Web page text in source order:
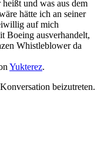
heißt und was aus dem
hätte ich an seiner
auf mich
Boeing ausverhandelt,
Whistleblower da
Yukterez.
beizutreten.